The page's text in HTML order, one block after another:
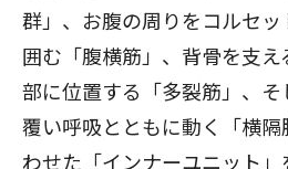
群」、お腹の周りをコルセ
囲む「腹横筋」、背骨を支
部に位置する「多裂筋」、
覆い呼吸とともに動く「横
わせた「インナーユニット